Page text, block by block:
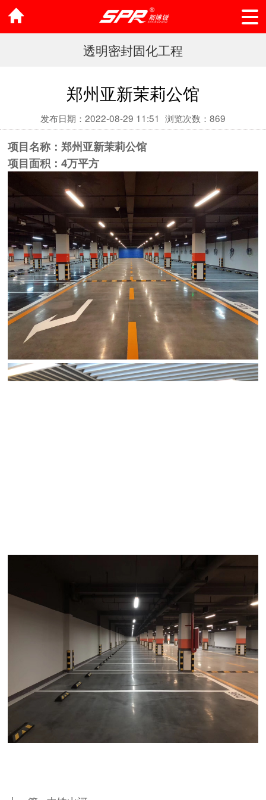
透明密封固化工程
郑州亚新茉莉公馆
发布日期：2022-08-29 11:51 浏览次数： 869
项目名称：郑州亚新茉莉公馆
项目面积：4万平方